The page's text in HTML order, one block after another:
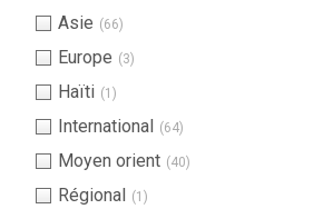
Asie (66)
Europe (3)
Haïti (1)
International (64)
Moyen orient (40)
Régional (1)